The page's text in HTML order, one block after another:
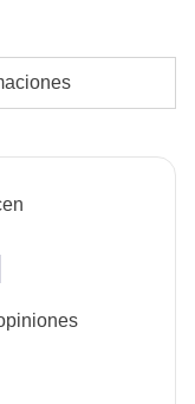
(terceros) y se
no interviene en
alguna